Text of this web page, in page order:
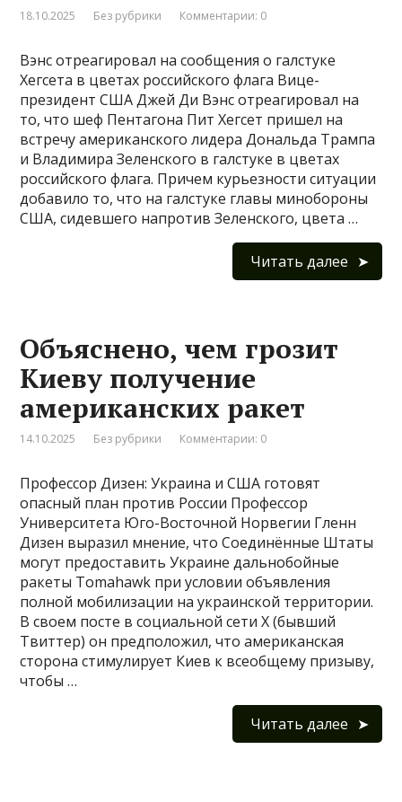
18.10.2025 Без рубрики Комментарии: 0
Вэнс отреагировал на сообщения о галстуке
Хегсета в цветах российского флага Вице-
президент США Джей Ди Вэнс отреагировал на
то, что шеф Пентагона Пит Хегсет пришел на
встречу американского лидера Дональда Трампа
и Владимира Зеленского в галстуке в цветах
российского флага. Причем курьезности ситуации
добавило то, что на галстуке главы минобороны
США, сидевшего напротив Зеленского, цвета …
Читать далее
Объяснено, чем грозит
Киеву получение
американских ракет
14.10.2025 Без рубрики Комментарии: 0
Профессор Дизен: Украина и США готовят
опасный план против России Профессор
Университета Юго-Восточной Норвегии Гленн
Дизен выразил мнение, что Соединённые Штаты
могут предоставить Украине дальнобойные
ракеты Tomahawk при условии объявления
полной мобилизации на украинской территории.
В своем посте в социальной сети X (бывший
Твиттер) он предположил, что американская
сторона стимулирует Киев к всеобщему призыву,
чтобы …
Читать далее